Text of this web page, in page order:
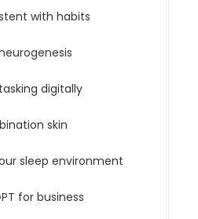
with habits
digitally
skin
sleep environment
for business